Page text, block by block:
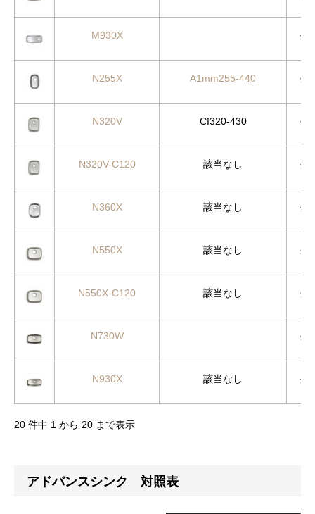
M930X 外
N255X A1mm255-440 外
N320V CI320-430 外
N320V-C120 該当なし 外
N360X 該当なし 外
N550X 該当なし 外
N550X-C120 該当なし 外
N730W 外
N930X 該当なし 外
20 件中 1 から 20 まで表示
アドバンスシンク 対照表